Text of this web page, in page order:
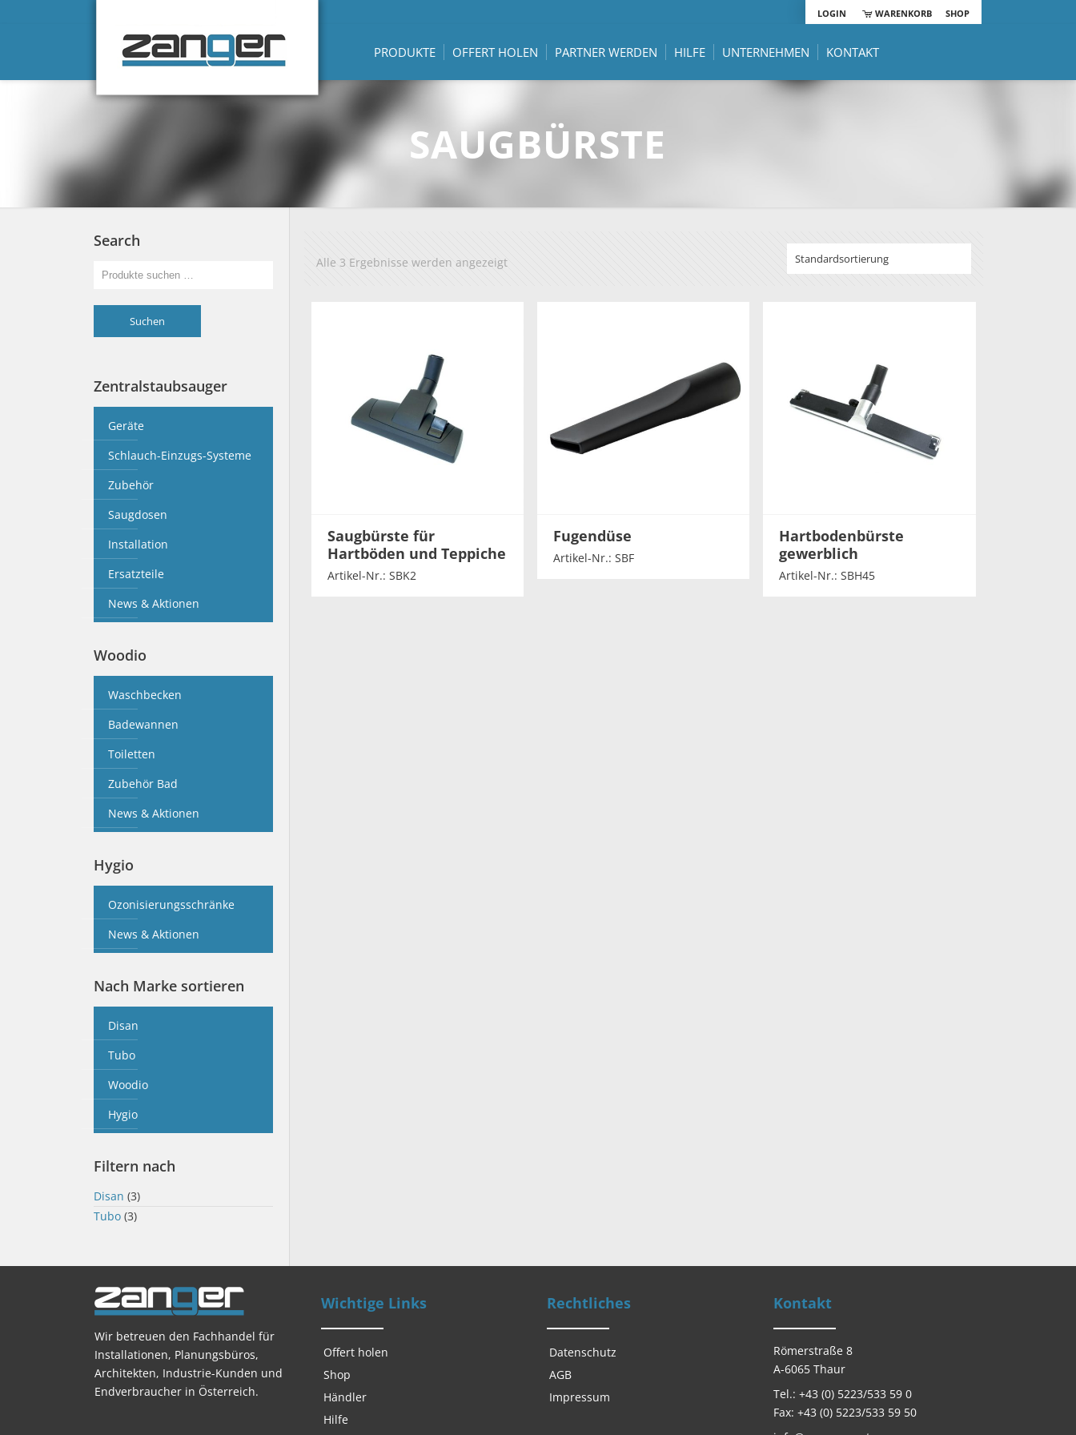
LOGIN WARENKORB SHOP
PRODUKTE OFFERT HOLEN PARTNER WERDEN HILFE UNTERNEHMEN KONTAKT
SAUGBÜRSTE
Alle 3 Ergebnisse werden angezeigt
Saugbürste für
Hartböden und Teppiche
Artikel-Nr.: SBK2
Fugendüse
Artikel-Nr.: SBF
Hartbodenbürste
gewerblich
Artikel-Nr.: SBH45
Search
Suchen
Zentralstaubsauger
Geräte
Schlauch-Einzugs-Systeme
Zubehör
Saugdosen
Installation
Ersatzteile
News & Aktionen
Woodio
Waschbecken
Badewannen
Toiletten
Zubehör Bad
News & Aktionen
Hygio
Ozonisierungsschränke
News & Aktionen
Nach Marke sortieren
Disan
Tubo
Woodio
Hygio
Filtern nach
Disan (3)
Tubo (3)
Wir betreuen den Fachhandel für
Installationen, Planungsbüros,
Architekten, Industrie-Kunden und
Endverbraucher in Österreich.
Wichtige Links
Offert holen
Shop
Händler
Hilfe
Rechtliches
Datenschutz
AGB
Impressum
Kontakt
Römerstraße 8
A-6065 Thaur
Tel.: +43 (0) 5223/533 59 0
Fax: +43 (0) 5223/533 59 50